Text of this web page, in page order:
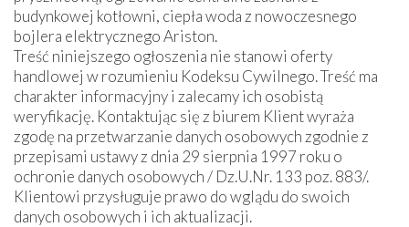
budynkowej kotłowni, ciepła woda z nowoczesnego
bojlera elektrycznego Ariston.
Treść niniejszego ogłoszenia nie stanowi oferty
handlowej w rozumieniu Kodeksu Cywilnego. Treść ma
charakter informacyjny i zalecamy ich osobistą
weryfikację. Kontaktując się z biurem Klient wyraża
zgodę na przetwarzanie danych osobowych zgodnie z
przepisami ustawy z dnia 29 sierpnia 1997 roku o
ochronie danych osobowych / Dz.U.Nr. 133 poz. 883/.
Klientowi przysługuje prawo do wglądu do swoich
danych osobowych i ich aktualizacji.